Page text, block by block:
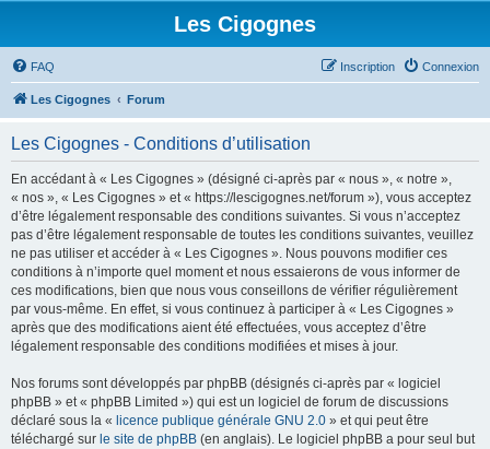
Les Cigognes
FAQ Connexion
Inscription
Les Cigognes Forum
Les Cigognes - Conditions d’utilisation
En accédant à « Les Cigognes » (désigné ci-après par « nous », « notre »,
« nos », « Les Cigognes » et « https://lescigognes.net/forum »), vous acceptez
d’être légalement responsable des conditions suivantes. Si vous n’acceptez
pas d’être légalement responsable de toutes les conditions suivantes, veuillez
ne pas utiliser et accéder à « Les Cigognes ». Nous pouvons modifier ces
conditions à n’importe quel moment et nous essaierons de vous informer de
ces modifications, bien que nous vous conseillons de vérifier régulièrement
par vous-même. En effet, si vous continuez à participer à « Les Cigognes »
après que des modifications aient été effectuées, vous acceptez d’être
légalement responsable des conditions modifiées et mises à jour.
Nos forums sont développés par phpBB (désignés ci-après par « logiciel
phpBB » et « phpBB Limited ») qui est un logiciel de forum de discussions
déclaré sous la « licence publique générale GNU 2.0 » et qui peut être
téléchargé sur le site de phpBB (en anglais). Le logiciel phpBB a pour seul but